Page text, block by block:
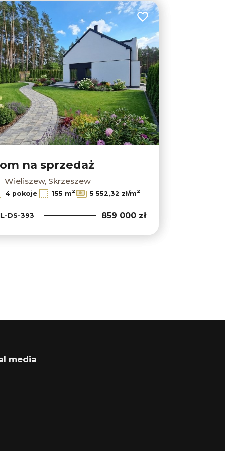
Dodaj do ulubionych
na sprzedaż
Wieliszew, Skrzeszew
4 pokoje 155 m2 5 552,32 zł/m2
DS-393 859 000 zł
media